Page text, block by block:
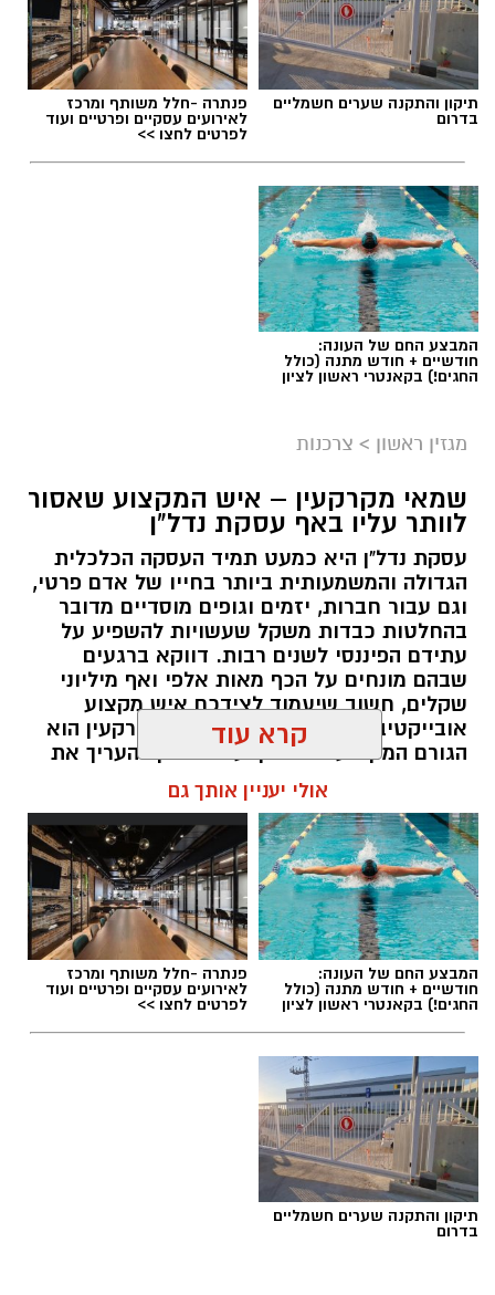
תיקון והתקנה שערים חשמליים
בדרום
פנתרה -חלל משותף ומרכז
לאירועים עסקיים ופרטיים ועוד
לפרטים לחצו >>
המבצע החם של העונה:
חודשיים + חודש מתנה (כולל
החגים!) בקאנטרי ראשון לציון
מגזין ראשון > צרכנות
שמאי מקרקעין – איש המקצוע שאסור
לוותר עליו באף עסקת נדל"ן
עסקת נדל"ן היא כמעט תמיד העסקה הכלכלית
הגדולה והמשמעותית ביותר בחייו של אדם פרטי,
וגם עבור חברות, יזמים וגופים מוסדיים מדובר
בהחלטות כבדות משקל שעשויות להשפיע על
עתידם הפיננסי לשנים רבות. דווקא ברגעים
שבהם מונחים על הכף מאות אלפי ואף מיליוני
שקלים, חשוב שיעמוד לצידכם איש מקצוע
אובייקטיבי, מוסמך ומנוסה. שמאי מקרקעין הוא
הגורם המקצועי המוסמך על פי חוק להעריך את
שווי של נכסי מקרקעין, והוא זה שמעניק לכם את
הביטחון לקבל החלטות מבוססות, שקולות
ובטוחות.
תוכן שיווקי / 09:49 05.08.26
קרא עוד
אולי יעניין אותך גם
המבצע החם של העונה:
חודשיים + חודש מתנה (כולל
החגים!) בקאנטרי ראשון לציון
פנתרה -חלל משותף ומרכז
לאירועים עסקיים ופרטיים ועוד
לפרטים לחצו >>
תיקון והתקנה שערים חשמליים
בדרום